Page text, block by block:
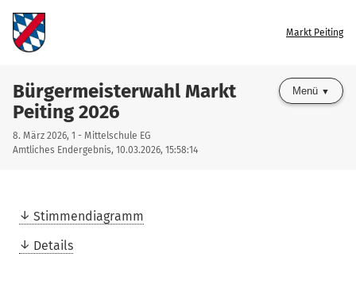
Markt Peiting
Bürgermeisterwahl Markt
Peiting 2026
8. März 2026, 1 - Mittelschule EG
Amtliches Endergebnis, 10.03.2026, 15:58:14
Menü
Stimmendiagramm
Details